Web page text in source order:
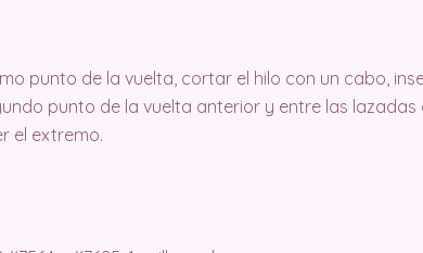
punto de la vuelta, cortar el hilo con un cabo,
punto de la vuelta anterior y entre las lazadas
el extremo.